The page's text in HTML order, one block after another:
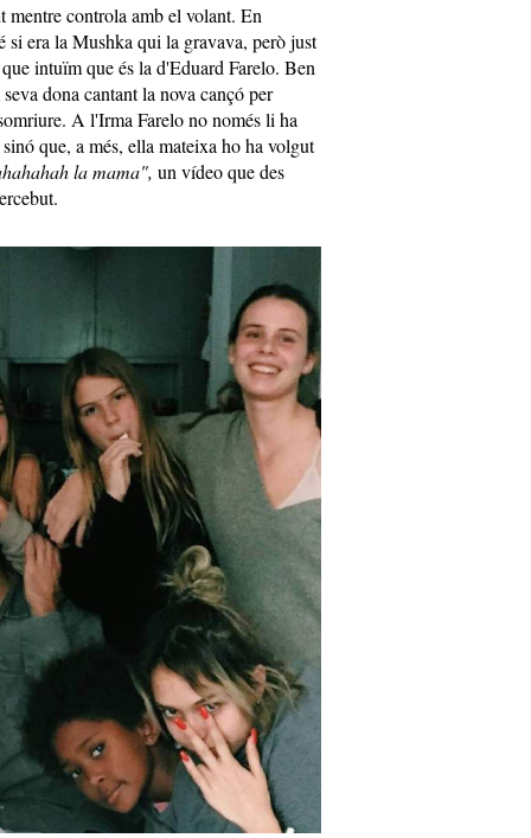
controla amb el volant. En
si era la Mushka qui la gravava, però just
intuïm que és la d'Eduard Farelo. Ben
dona cantant la nova cançó per
A l'Irma Farelo no només li ha
que, a més, ella mateixa ho ha volgut
la mama", un vídeo que des